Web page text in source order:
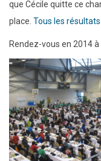
que Cécile quitte ce
place. Tous les résultats
Rendez-vous en 2014